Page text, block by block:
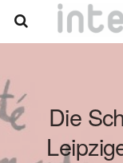
Die